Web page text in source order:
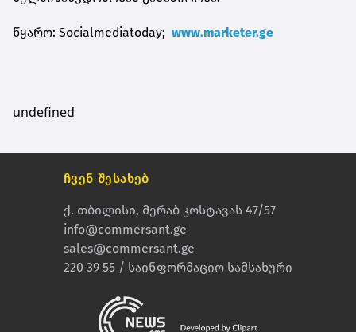
წყარო: Socialmediatoday; www.marketer.ge
undefined
ჩვენ შესახებ
ქ. თბილისი, მერაბ კოსტავას 47/57
info@commersant.ge
sales@commersant.ge
220 39 55 / საინფორმაციო სამსახური